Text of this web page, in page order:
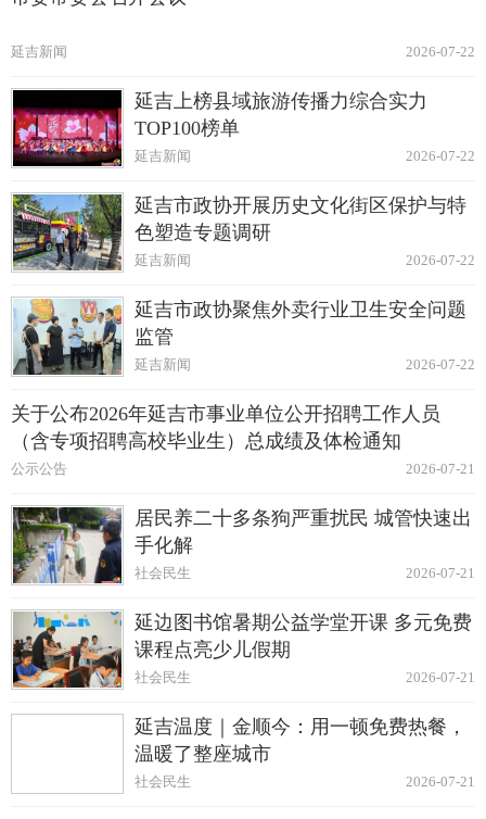
2026-07-22
延吉新闻
延吉上榜县域旅游传播力综合实力
TOP100榜单
2026-07-22
延吉新闻
延吉市政协开展历史文化街区保护与特
色塑造专题调研
2026-07-22
延吉新闻
延吉市政协聚焦外卖行业卫生安全问题
监管
2026-07-22
延吉新闻
关于公布2026年延吉市事业单位公开招聘工作人员
（含专项招聘高校毕业生）总成绩及体检通知
2026-07-21
公示公告
居民养二十多条狗严重扰民 城管快速出
手化解
2026-07-21
社会民生
延边图书馆暑期公益学堂开课 多元免费
课程点亮少儿假期
2026-07-21
社会民生
延吉温度｜金顺今：用一顿免费热餐，
温暖了整座城市
2026-07-21
社会民生